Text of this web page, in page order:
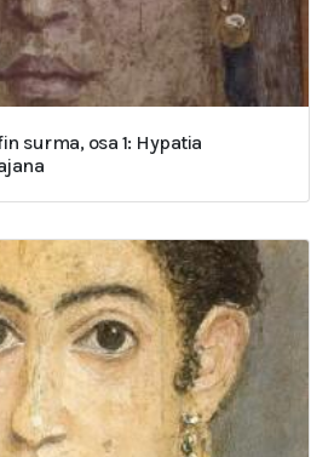
surma, osa 1: Hypatia